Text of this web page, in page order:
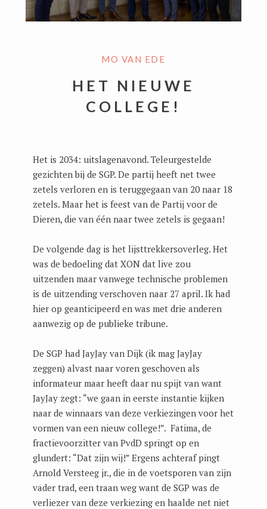
MO VAN EDE
HET NIEUWE
COLLEGE!
Het is 2034: uitslagenavond. Teleurgestelde
gezichten bij de SGP. De partij heeft net twee
zetels verloren en is teruggegaan van 20 naar 18
zetels. Maar het is feest van de Partij voor de
Dieren, die van één naar twee zetels is gegaan!
De volgende dag is het lijsttrekkersoverleg. Het
was de bedoeling dat XON dat live zou
uitzenden maar vanwege technische problemen
is de uitzending verschoven naar 27 april. Ik had
hier op geanticipeerd en was met drie anderen
aanwezig op de publieke tribune.
De SGP had JayJay van Dijk (ik mag JayJay
zeggen) alvast naar voren geschoven als
informateur maar heeft daar nu spijt van want
JayJay zegt: “we gaan in eerste instantie kijken
naar de winnaars van deze verkiezingen voor het
vormen van een nieuw college!”. Fatima, de
fractievoorzitter van PvdD springt op en
glundert: “Dat zijn wij!” Ergens achteraf pingt
Arnold Versteeg jr., die in de voetsporen van zijn
vader trad, een traan weg want de SGP was de
verliezer van deze verkiezing en haalde net niet